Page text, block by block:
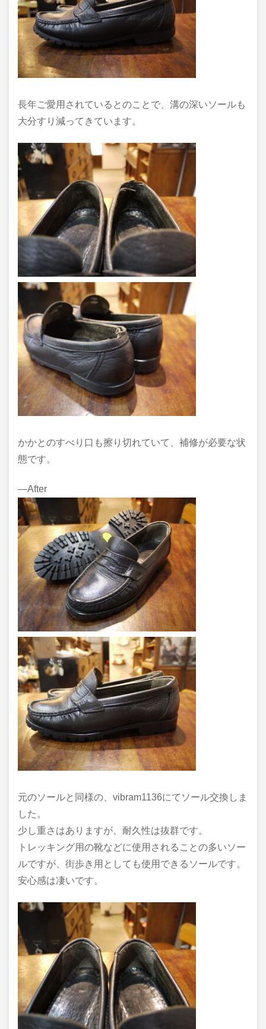
長年ご愛用されているとのことで、溝の深いソールも
大分すり減ってきています。
かかとのすべり口も擦り切れていて、補修が必要な状
態です。
―After
元のソールと同様の、vibram1136にてソール交換しま
した。
少し重さはありますが、耐久性は抜群です。
トレッキング用の靴などに使用されることの多いソー
ルですが、街歩き用としても使用できるソールです。
安心感は凄いです。